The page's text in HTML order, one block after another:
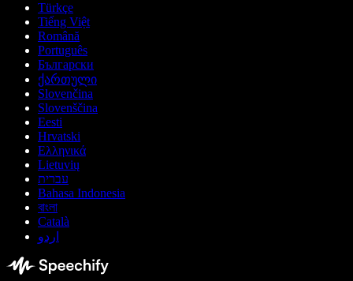
Türkçe
Tiếng Việt
Română
Português
Български
ქართული
Slovenčina
Slovenščina
Eesti
Hrvatski
Ελληνικά
Lietuvių
עברית
Bahasa Indonesia
বাংলা
Català
اردو